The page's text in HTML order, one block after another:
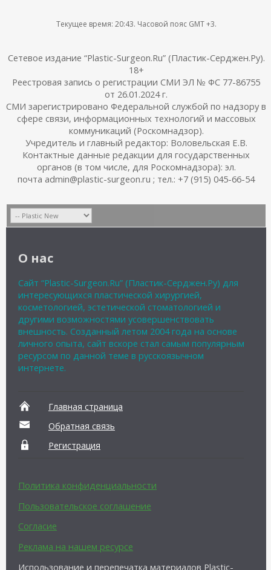
Текущее время: 20:43. Часовой пояс GMT +3.
Сетевое издание “Plastic-Surgeon.Ru” (Пластик-Серджен.Ру).
18+
Реестровая запись о регистрации СМИ ЭЛ № ФС 77-86755
от 26.01.2024 г.
СМИ зарегистрировано Федеральной службой по надзору в
сфере связи, информационных технологий и массовых
коммуникаций (Роскомнадзор).
Учредитель и главный редактор: Воловельская Е.В.
Контактные данные редакции для государственных
органов (в том числе, для Роскомнадзора): эл.
почта admin@plastic-surgeon.ru ; тел.: +7 (915) 045-66-54
О нас
Сайт “Plastic-Surgeon.Ru” (Пластик-Серджен.Ру) для
интересующихся пластической хирургией,
косметологией, эстетической стоматологией и
другими возможностями усовершенствовать
внешность. Созданный летом 2004 года на основе
личного опыта, сайт вскоре стал самым популярным
ресурсом по данной теме в русскоязычном
интернете.
Главная страница
Обратная связь
Регистрация
Политика конфиденциальности
Пользовательское соглашение
Согласие
Реклама на нашем ресурсе
Использование и перепечатка материалов Plastic-